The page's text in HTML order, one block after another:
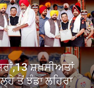
ਸ਼ਖ਼ਸੀਅਤਾਂ
ਤੋਂ ਝੰਡਾ ਲਹਿਰਾ